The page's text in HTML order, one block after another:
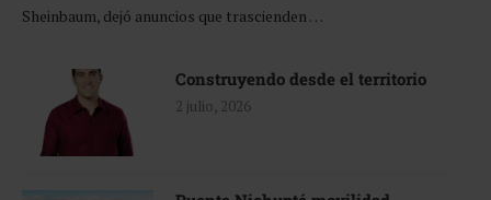
Sheinbaum, dejó anuncios que trascienden …
Construyendo desde el territorio
2 julio, 2026